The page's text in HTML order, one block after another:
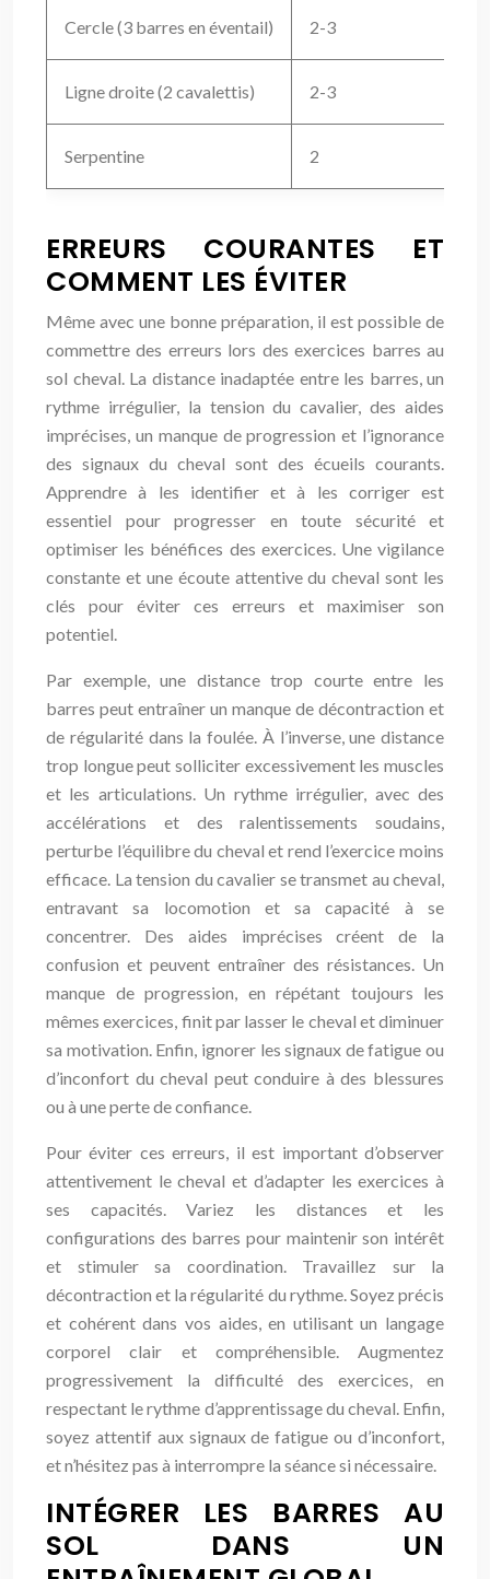
Cercle (3 barres en éventail) 2-3
Ligne droite (2 cavalettis) 2-3
Serpentine 2
ERREURS COURANTES ET
COMMENT LES ÉVITER
Même avec une bonne préparation, il est possible de
commettre des erreurs lors des exercices barres au
sol cheval. La distance inadaptée entre les barres, un
rythme irrégulier, la tension du cavalier, des aides
imprécises, un manque de progression et l’ignorance
des signaux du cheval sont des écueils courants.
Apprendre à les identifier et à les corriger est
essentiel pour progresser en toute sécurité et
optimiser les bénéfices des exercices. Une vigilance
constante et une écoute attentive du cheval sont les
clés pour éviter ces erreurs et maximiser son
potentiel.
Par exemple, une distance trop courte entre les
barres peut entraîner un manque de décontraction et
de régularité dans la foulée. À l’inverse, une distance
trop longue peut solliciter excessivement les muscles
et les articulations. Un rythme irrégulier, avec des
accélérations et des ralentissements soudains,
perturbe l’équilibre du cheval et rend l’exercice moins
efficace. La tension du cavalier se transmet au cheval,
entravant sa locomotion et sa capacité à se
concentrer. Des aides imprécises créent de la
confusion et peuvent entraîner des résistances. Un
manque de progression, en répétant toujours les
mêmes exercices, finit par lasser le cheval et diminuer
sa motivation. Enfin, ignorer les signaux de fatigue ou
d’inconfort du cheval peut conduire à des blessures
ou à une perte de confiance.
Pour éviter ces erreurs, il est important d’observer
attentivement le cheval et d’adapter les exercices à
ses capacités. Variez les distances et les
configurations des barres pour maintenir son intérêt
et stimuler sa coordination. Travaillez sur la
décontraction et la régularité du rythme. Soyez précis
et cohérent dans vos aides, en utilisant un langage
corporel clair et compréhensible. Augmentez
progressivement la difficulté des exercices, en
respectant le rythme d’apprentissage du cheval. Enfin,
soyez attentif aux signaux de fatigue ou d’inconfort,
et n’hésitez pas à interrompre la séance si nécessaire.
INTÉGRER LES BARRES AU
SOL DANS UN